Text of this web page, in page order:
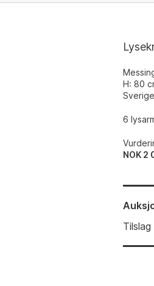
H: 80
6
NOK 2
Tilslag